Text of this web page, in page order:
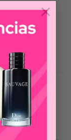
×
aliento